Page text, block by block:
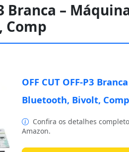
Branca –
Comp
OFF CUT OFF-P3
Bluetooth, Bivolt, Comp
Confira os detalhes
Amazon.